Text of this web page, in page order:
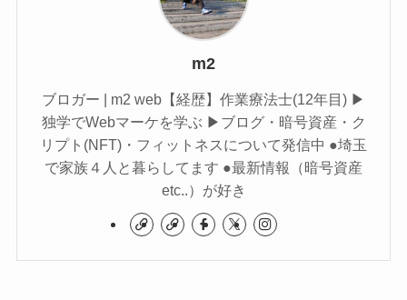
m2
ブロガー | m2 web【経歴】作業療法士(12年目) ▶︎
独学でWebマーケを学ぶ ▶︎ブログ・暗号資産・ク
リプト(NFT)・フィットネスについて発信中 ●埼玉
で家族４人と暮らしてます ●最新情報（暗号資産
etc..）が好き